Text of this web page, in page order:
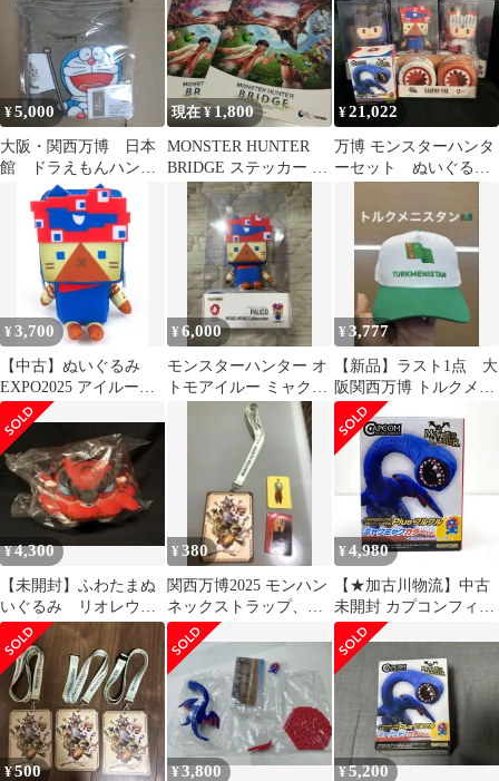
¥5,000
大阪・関西万博 日本
館 ドラえもんハンド
タオル
現在 ¥1,800
MONSTER HUNTER
BRIDGE ステッカー 2
枚セット 万博デザイ
¥21,022
万博 モンスターハンタ
ーセット ぬいぐるみ
ク フルフル
¥3,700
【中古】ぬいぐるみ
EXPO2025 アイルーミ
ャクミャクなりきり
VOXENATION ぬいぐ
るみ 「大阪・関西万博
モンスターハンター ブ
リッジ」
¥6,000
モンスターハンター オ
トモアイルー ミャクミ
ャク コラボ ぬいぐるみ
¥3,777
【新品】ラスト1点 大
阪関西万博 トルクメニ
スタン パビリオン内限
定品キャップ
¥4,300
【未開封】ふわたまぬ
いぐるみ リオレウス×
ミャクミャク
¥380
関西万博2025 モンハン
ネックストラップ、い
のちの輝き シール
¥ 4,980
【★加古川物流】中古
未開封 カプコンフィギ
ュアビルダー モンスタ
ーハンター スタンダー
ドモデル Plus フルフル
ミャクミャクカラーVer.
【大阪・関西万博限
定】：【713】
¥500 ¥3,800 ¥5,200